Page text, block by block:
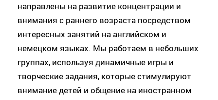
направлены на развитие концентрации и
внимания с раннего возраста посредством
интересных занятий на английском и
немецком языках. Мы работаем в небольших
группах, используя динамичные игры и
творческие задания, которые стимулируют
внимание детей и общение на иностранном